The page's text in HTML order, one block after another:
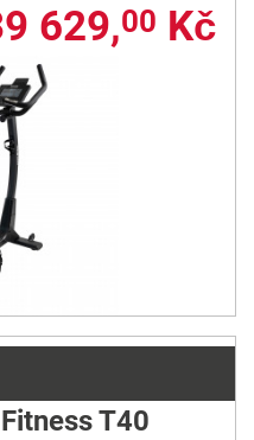
629,00 Kč
T40